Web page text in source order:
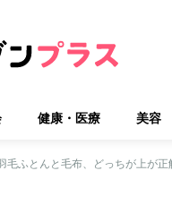
健康・医療 美容
毛ふとんと毛布、どっちが上が